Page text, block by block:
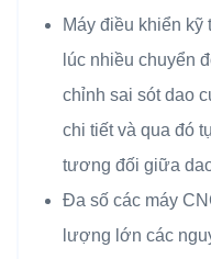
Máy điều khiển kỹ
lúc nhiều chuyển
chỉnh sai sót dao
chi tiết và qua đó
tương đối giữa
Đa số các máy
lượng lớn các